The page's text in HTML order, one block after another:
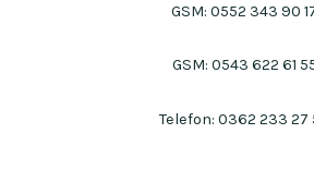
GSM: 0552 343 90
GSM: 0543 622 61
Telefon: 0362 233 27